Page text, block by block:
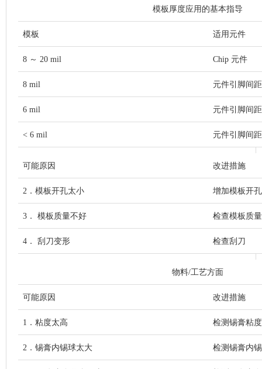
模板厚度应用的基本指导
模板 适用元件
8 ～ 20 mil Chip 元件
8 mil 元件引脚间
6 mil 元件引脚间
< 6 mil 元件引脚间
可能原因 改进措施
2．模板开孔太小 增加模板开孔
3． 模板质量不好 检查模板质量
4． 刮刀变形 检查刮刀
物料/工艺方面
可能原因 改进措施
1．粘度太高 检测锡膏粘
2．锡膏内锡球太大 检测锡膏内